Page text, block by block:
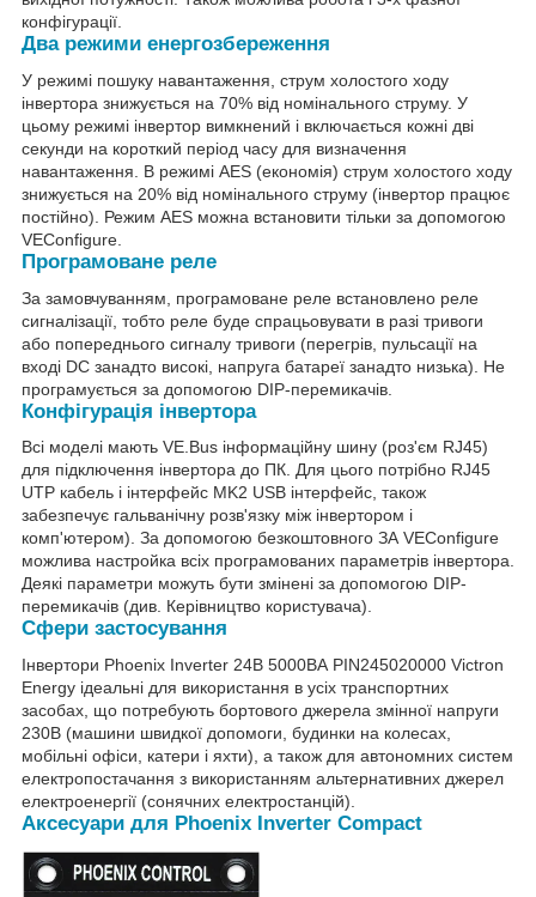
конфігурації.
Два режими енергозбереження
У режимі пошуку навантаження, струм холостого ходу
інвертора знижується на 70% від номінального струму. У
цьому режимі інвертор вимкнений і включається кожні дві
секунди на короткий період часу для визначення
навантаження. В режимі AES (економія) струм холостого ходу
знижується на 20% від номінального струму (інвертор працює
постійно). Режим AES можна встановити тільки за допомогою
VEConfigure.
Програмоване реле
За замовчуванням, програмоване реле встановлено реле
сигналізації, тобто реле буде спрацьовувати в разі тривоги
або попереднього сигналу тривоги (перегрів, пульсації на
вході DC занадто високі, напруга батареї занадто низька). Не
програмується за допомогою DIP-перемикачів.
Конфігурація інвертора
Всі моделі мають VE.Bus інформаційну шину (роз'єм RJ45)
для підключення інвертора до ПК. Для цього потрібно RJ45
UTP кабель і інтерфейс MK2 USB інтерфейс, також
забезпечує гальванічну розв'язку між інвертором і
комп'ютером). За допомогою безкоштовного ЗА VEConfigure
можлива настройка всіх програмованих параметрів інвертора.
Деякі параметри можуть бути змінені за допомогою DIP-
перемикачів (див. Керівництво користувача).
Сфери застосування
Інвертори Phoenix Inverter 24В 5000ВА PIN245020000 Victron
Energy ідеальні для використання в усіх транспортних
засобах, що потребують бортового джерела змінної напруги
230В (машини швидкої допомоги, будинки на колесах,
мобільні офіси, катери і яхти), а також для автономних систем
електропостачання з використанням альтернативних джерел
електроенергії (сонячних електростанцій).
Аксесуари для Рhoenix Inverter Compact